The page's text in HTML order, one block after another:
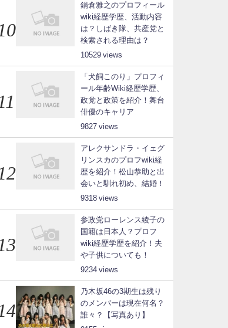
鍋倉雅之のプロフィール
wiki経歴学歴、活動内容
は？しばき隊、共産党と
検索される理由は？
10529
「犬飼このり」プロフィ
ール年齢Wiki経歴学歴、
政党と政策を紹介！舞台
俳優のキャリア
9827
アレクサンドラ・イェグ
リンスカのプロフwiki経
歴を紹介！松山恭助と出
会いと馴れ初め、結婚！
9318
参政党ローレンス綾子の
国籍は日本人？プロフ
wiki経歴学歴を紹介！夫
や子供についても！
9234
乃木坂46の3期生は残り
のメンバーは現在何名？
誰々？【写真あり】